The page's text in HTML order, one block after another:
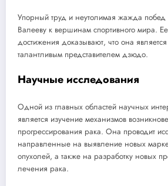
Упорный труд и неутолимая жажда
Валееву к вершинам спортивного мира.
достижения доказывают, что она
талантливым представителем дзюдо.
Научные исследования
Одной из главных областей научных
является изучение механизмов
прогрессирования рака. Она проводит
направленные на выявление новых
опухолей, а также на разработку новых
лечения рака.